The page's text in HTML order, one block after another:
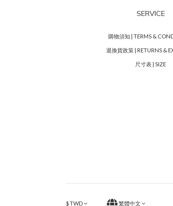
SERVICE
購物須知 | TERMS &
退換貨政策 | RETURNS &
尺寸表 | SIZE
$TWD 繁體中文